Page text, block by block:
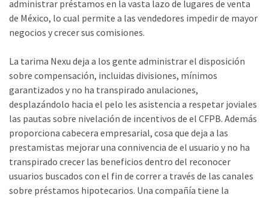
administrar préstamos en la vasta lazo de lugares de venta
de México, lo cual permite a las vendedores impedir de mayor
negocios y crecer sus comisiones.
La tarima Nexu deja a los gente administrar el disposición
sobre compensación, incluidas divisiones, mínimos
garantizados y no ha transpirado anulaciones,
desplazándolo hacia el pelo les asistencia a respetar joviales
las pautas sobre nivelación de incentivos de el CFPB. Además
proporciona cabecera empresarial, cosa que deja a las
prestamistas mejorar una connivencia de el usuario y no ha
transpirado crecer las beneficios dentro del reconocer
usuarios buscados con el fin de correr a través de las canales
sobre préstamos hipotecarios. Una compañía tiene la